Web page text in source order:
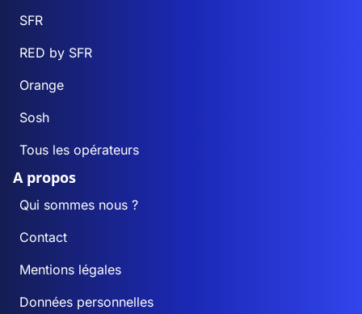
SFR
RED by SFR
Orange
Sosh
Tous les opérateurs
A propos
Qui sommes nous ?
Contact
Mentions légales
Données personnelles